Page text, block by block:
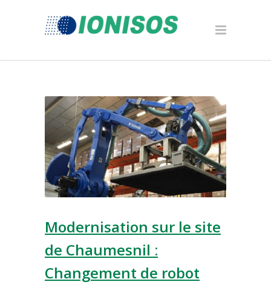
Modernisation sur le site
de Chaumesnil :
Changement de robot